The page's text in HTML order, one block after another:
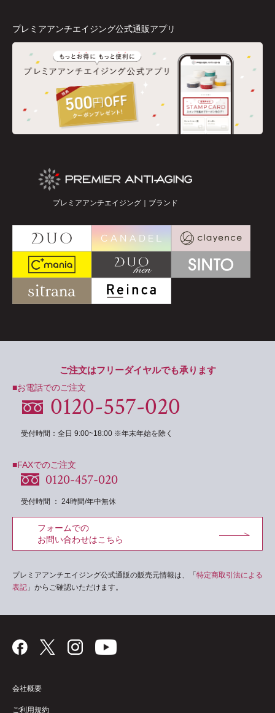
プレミアアンチエイジング公式通販アプリ
プレミアアンチエイジング｜ブランド
ご注文はフリーダイヤルでも承ります
■お電話でのご注文
0120-557-020
受付時間：全日 9:00~18:00 ※年末年始を除く
■FAXでのご注文
0120-457-020
受付時間 ： 24時間/年中無休
フォームでの
お問い合わせはこちら
プレミアアンチエイジング公式通販の販売元情報は、「 特定商取引法による
表記 」からご確認いただけます。
会社概要
ご利用規約